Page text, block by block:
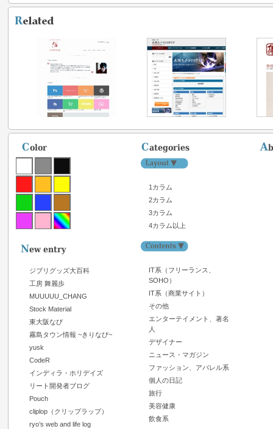
ジブリグッズ大百科
工房 舞麗歩
MUUUUU_CHANG
Stock Material
東大阪なび
霧島タウン情報 ~きりなび~
yusk
CodeR
インディラ・ホリデイズ
リート開発者ブログ
Pouch
cliplop（クリップラップ）
ryo’s web and life log
1カラム
2カラム
3カラム
4カラム以上
IT系（フリーランス、
SOHO）
IT系（商業サイト）
その他
エンターテイメント、著名
人
デザイナー
ニュース・マガジン
ファッション、アパレル系
個人の日記
旅行
美容健康
飲食系